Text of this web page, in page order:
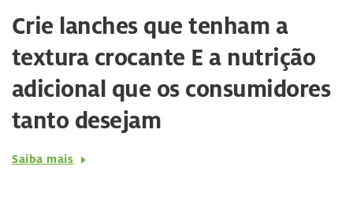
Crie lanches que tenham a
textura crocante E a nutrição
adicional que os consumidores
tanto desejam
Saiba mais